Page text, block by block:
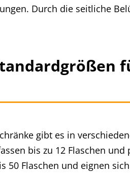
Durch die seitliche
gibt es in
bis zu 12 Flaschen und
50 Flaschen und eignen